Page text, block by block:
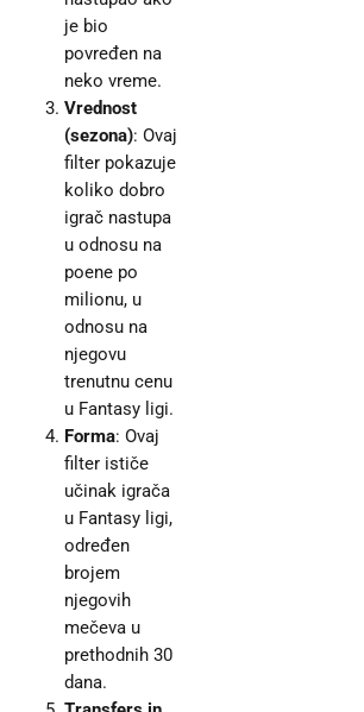
je bio
povređen na
neko vreme.
Vrednost
(sezona): Ovaj
filter pokazuje
koliko dobro
igrač nastupa
u odnosu na
poene po
milionu, u
odnosu na
njegovu
trenutnu cenu
u Fantasy ligi.
Forma: Ovaj
filter ističe
učinak igrača
u Fantasy ligi,
određen
brojem
njegovih
mečeva u
prethodnih 30
dana.